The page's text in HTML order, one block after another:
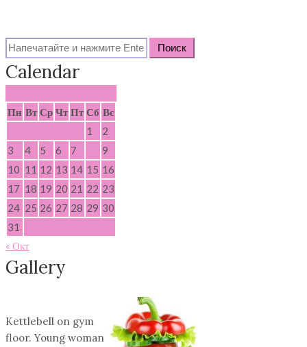
Search
for:
Calendar
Пн Вт Ср Чт Пт Сб Вс
1
2
3
4 5 6 7
9
10 11 12 13 14 15 16
17 18 19 20 21 22 23
24 25 26 27 28 29 30
31
« Окт
Gallery
Kettlebell on gym
floor. Young woman